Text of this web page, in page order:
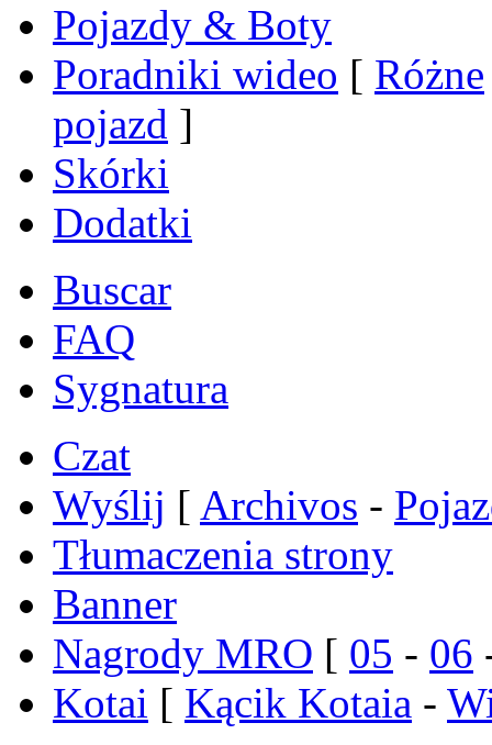
Pojazdy & Boty
Poradniki wideo [ Różne
pojazd ]
Skórki
Dodatki
Buscar
FAQ
Sygnatura
Czat
Wyślij [ Archivos -
Tłumaczenia strony
Banner
Nagrody MRO [ 05 - 06
Kotai [ Kącik Kotaia -